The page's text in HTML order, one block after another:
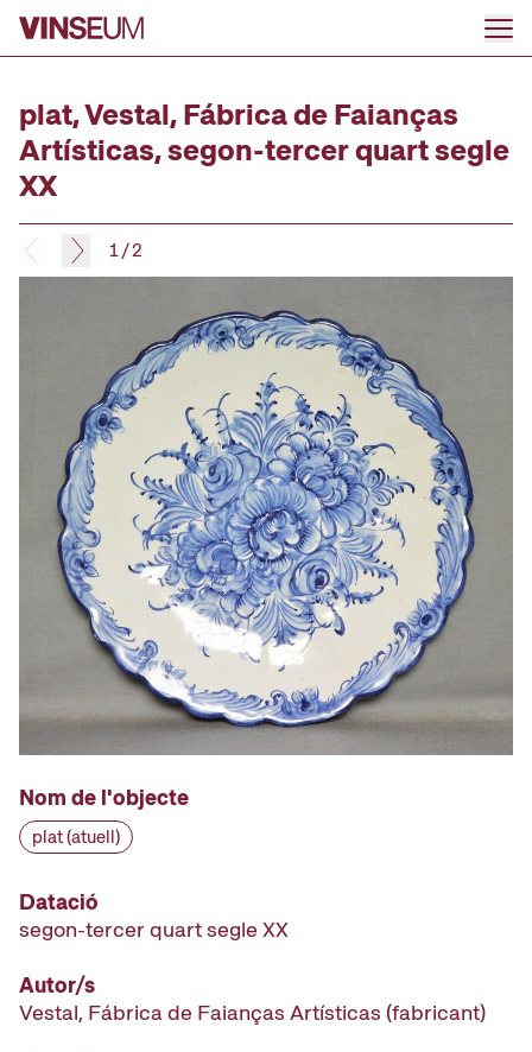
Anar al contingut
plat, Vestal, Fábrica de Faianças
Artísticas, segon-tercer quart segle
XX
1/2
Nom de l'objecte
plat (atuell)
Datació
segon-tercer quart segle XX
Autor/s
Vestal, Fábrica de Faianças Artísticas (fabricant)